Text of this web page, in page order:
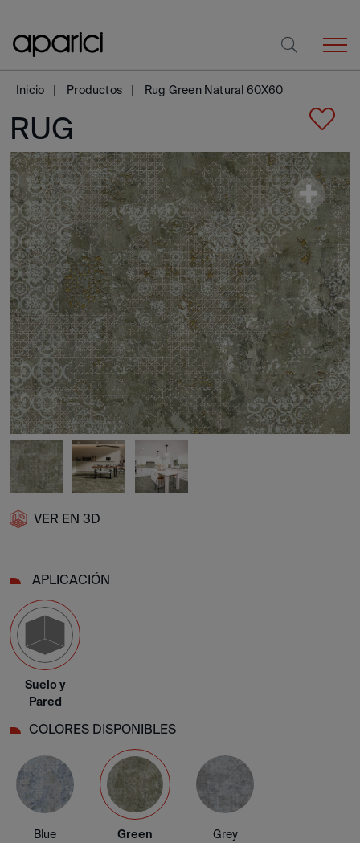
Inicio Productos Rug Green Natural 60X60
RUG
VER EN 3D
APLICACIÓN
Suelo y
Pared
COLORES DISPONIBLES
Blue Green Grey